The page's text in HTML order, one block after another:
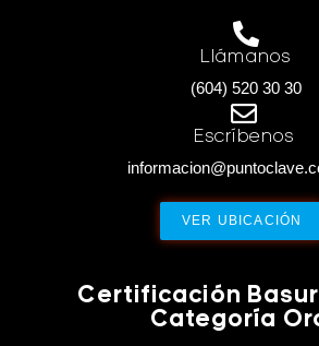
Llámanos
(604) 520 30 30
Escríbenos
VER UBICACIÓN
Certificación
Categoría